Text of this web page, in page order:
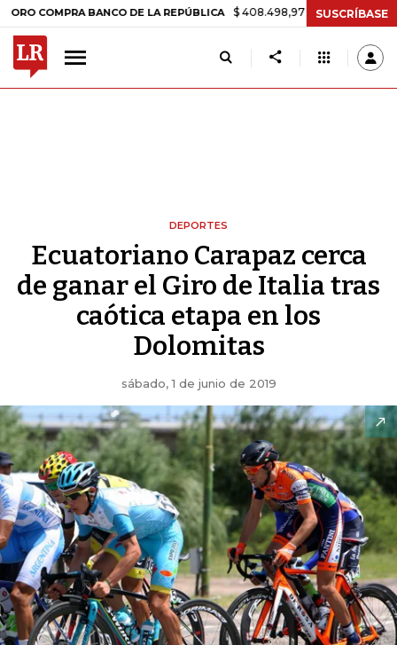
BANCO DE LA REPÚBLICA $ 408.498,97 +$ 8.753,81 +2,19%
SUSCRÍBASE
DEPORTES
Ecuatoriano Carapaz cerca
de ganar el Giro de Italia tras
caótica etapa en los
Dolomitas
sábado, 1 de junio de 2019